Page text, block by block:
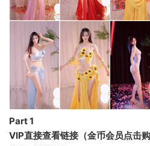
Part 1
VIP直接查看链接（金币会员点击购